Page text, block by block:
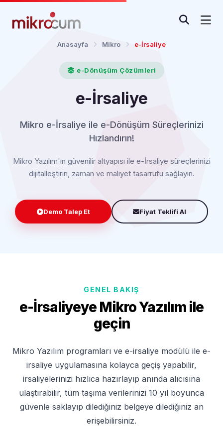
Anasayfa Mikro e-İrsaliye
e-Dönüşüm Çözümleri
e-İrsaliye
Mikro e-İrsaliye ile e-Dönüşüm Süreçlerinizi
Hızlandırın!
Mikro Yazılım'ın güvenilir altyapısı ile e-İrsaliye süreçlerinizi
dijitalleştirin, zaman ve maliyet tasarrufu sağlayın.
Demo Talep Et Fiyat Teklifi Al
GENEL BAKIŞ
e-İrsaliyeye Mikro Yazılım ile
geçin
Mikro Yazılım programları ve e-irsaliye modülü ile e-
irsaliye uygulamasına kolayca geçiş yapabilir,
irsaliyelerinizi hızlıca hazırlayıp anında alıcısına
ulaştırabilir, tüm taşıma verilerinizi 10 yıl boyunca
güvenle saklayıp dilediğiniz belgeye dilediğiniz an
erişebilirsiniz.